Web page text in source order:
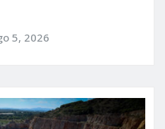
5, 2026